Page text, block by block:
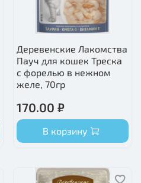
Деревенские Лакомства
Пауч для кошек Треска
с форелью в нежном
желе, 70гр
170.00 ₽
В корзину